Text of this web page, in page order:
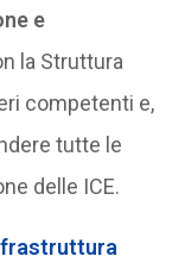
e
la Struttura
competenti e,
tutte le
delle ICE.